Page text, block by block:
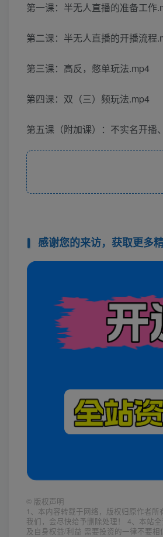
第一课：半无人直播的准备工作
第二课：半无人直播的开播流程
第三课：高反，憋单玩法.mp4
第四课：双（三）频玩法.mp4
第五课（附加课）：不实名开播
感谢您的来访，获取更多
© 版权声明
1、本内容转载于网络，版权归原作者
我们，会尽快给予删除处理！ 4、本站
及自身权益/利益 需要投资的一律不要